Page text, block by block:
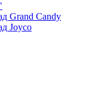
Grand Candy
Joyco